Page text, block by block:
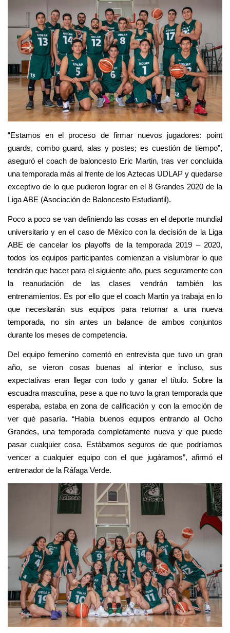
“Estamos en el proceso de firmar nuevos jugadores: point
guards, combo guard, alas y postes; es cuestión de tiempo”,
aseguró el coach de baloncesto Eric Martin, tras ver concluida
una temporada más al frente de los Aztecas UDLAP y quedarse
exceptivo de lo que pudieron lograr en el 8 Grandes 2020 de la
Liga ABE (Asociación de Baloncesto Estudiantil).
Poco a poco se van definiendo las cosas en el deporte mundial
universitario y en el caso de México con la decisión de la Liga
ABE de cancelar los playoffs de la temporada 2019 – 2020,
todos los equipos participantes comienzan a vislumbrar lo que
tendrán que hacer para el siguiente año, pues seguramente con
la reanudación de las clases vendrán también los
entrenamientos. Es por ello que el coach Martin ya trabaja en lo
que necesitarán sus equipos para retornar a una nueva
temporada, no sin antes un balance de ambos conjuntos
durante los meses de competencia.
Del equipo femenino comentó en entrevista que tuvo un gran
año, se vieron cosas buenas al interior e incluso, sus
expectativas eran llegar con todo y ganar el título. Sobre la
escuadra masculina, pese a que no tuvo la gran temporada que
esperaba, estaba en zona de calificación y con la emoción de
ver qué pasaría. “Había buenos equipos entrando al Ocho
Grandes, una temporada completamente nueva y que puede
pasar cualquier cosa. Estábamos seguros de que podríamos
vencer a cualquier equipo con el que jugáramos”, afirmó el
entrenador de la Ráfaga Verde.